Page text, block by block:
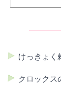
けっきょく
クロックス